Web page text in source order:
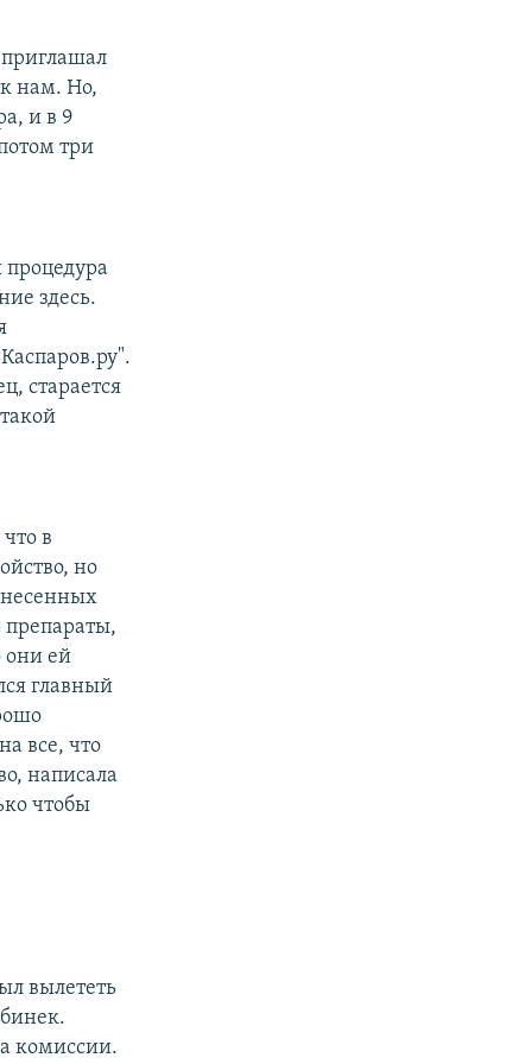
приглашал
к нам. Но,
и в 9
три
процедура
здесь.
старается
в
но
препараты,
они ей
главный
все, что
написала
чтобы
вылететь
комиссии.